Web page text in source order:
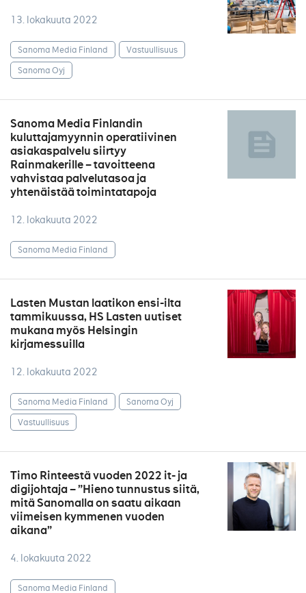
13. lokakuuta 2022
Sanoma Media Finland
Vastuullisuus
Sanoma Oyj
Sanoma Media Finlandin
kuluttajamyynnin operatiivinen
asiakaspalvelu siirtyy
Rainmakerille – tavoitteena
vahvistaa palvelutasoa ja
yhtenäistää toimintatapoja
12. lokakuuta 2022
Sanoma Media Finland
Lasten Mustan laatikon ensi-ilta
tammikuussa, HS Lasten uutiset
mukana myös Helsingin
kirjamessuilla
12. lokakuuta 2022
Sanoma Media Finland
Sanoma Oyj
Vastuullisuus
Timo Rinteestä vuoden 2022 it- ja
digijohtaja – ”Hieno tunnustus siitä,
mitä Sanomalla on saatu aikaan
viimeisen kymmenen vuoden
aikana”
4. lokakuuta 2022
Sanoma Media Finland